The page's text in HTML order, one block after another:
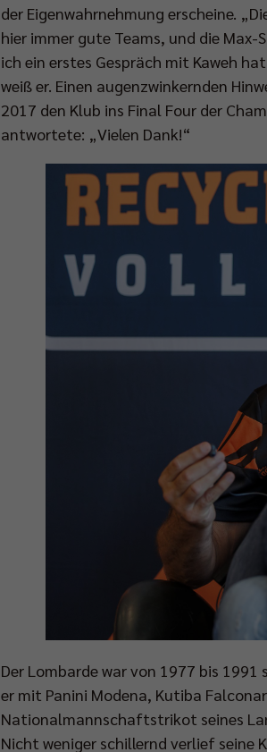
der Eigenwahrnehmung erscheine.
hier immer gute Teams, und die
ich ein erstes Gespräch mit Kaweh
weiß er. Einen augenzwinkernden
2017 den Klub ins Final Four der
antwortete: „Vielen Dank!“
Der Lombarde war von 1977 bis
er mit Panini Modena, Kutiba
Nationalmannschaftstrikot seines
Nicht weniger schillernd verlief seine